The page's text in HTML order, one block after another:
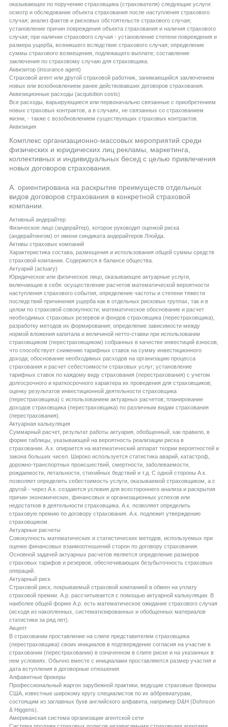
оказывающее по поручению страховщика (страхователя) следующие услуги:
осмотр и обследование объекта страхования после наступления страхового
случая; анализ фактов и рисковых обстоятельств страхового случая;
установление причин повреждения объекта страхования и наличия страхового
случая; при наличии страхового случая - установление степени повреждения и
размера ущерба, возникшего вследствие страхового случая; определение
суммы страхового возмещения, подлежащего выплате; составление
заключения по страховому случаю для страховщика.
Aквизитор (insurance agent)
Страховой агент или другой страховой работник, занимающийся заключением
новых или возобновлением ранее действовавших договоров страхования.
Aквизиционные расходы (acquisition costs)
Все расходы, варьирующиеся или первоначально связанные с приобретением
новых страховых контрактов, а в случаях, не связанных со страхованием
жизни, - также с возобновлением существующих страховых контрактов.
Aквизиция
Комплекс организационно-массовых мероприятий среди
физических и юридических лиц рекламы, маркетинга,
коллективных и индивидуальных бесед с целью привлечения
новых договоров страхования.
А. ориентирована на раскрытие преимуществ отдельных
видов договоров страхования в конкретной страховой
компании.
Aктивный андерайтер
Физическое лицо (андерайтер), которое руководит оценкой риска
(андерайтингом) от имени синдиката андерайтеров Ллойда.
Aктивы страховых компаний
Характеристика состава, размещения и использования общей суммы средств
страховой компании. Содержится в балансе общества.
Aктуарий (actuary)
Юридическое или физическое лицо, оказывающее актуарные услуги,
включающие в себя: осуществление расчетов математической вероятности
наступления страхового события, определение частоты и степени тяжести
последствий причинения ущерба как в отдельных рисковых группах, так и в
целом по страховой совокупности; математическое обоснование и расчет
необходимых страховых резервов и фондов страховщика (перестраховщика),
разработку методов их формирования; определение зависимости между
нормой вложения капитала и величиной нетто-ставки при использовании
страховщиком (перестраховщиком) собранных в качестве инвестиций взносов,
что способствует снижению тарифных ставок на сумму инвестиционного
дохода; обоснование необходимых расходов на организацию процесса
страхования и расчет себестоимости страховых услуг; установление
тарифных ставок по каждому виду страхования (перестрахования) с учетом
долгосрочного и краткосрочного характера их проведения для страховщиков;
оценку результатов инвестиционной деятельности страховщика
(перестраховщика) с использованием актуарных расчетов; планирование
доходов страховщика (перестраховщика) по различным видам страхования
(перестрахования).
Aктуарная калькуляция
Суммарный расчет, результат работы актуария, обобщенный, как правило, в
форме таблицы, указывающей на вероятность реализации риска в
страховании. А.к. опирается на математический аппарат теории вероятностей и
закона больших чисел. Широко используется статистика аварий, катастроф,
дорожно-транспортных происшествий, смертности, заболеваемости,
рождаемости, летальности, стихийных бедствий и т.д. С одной стороны А.к.
позволяет определить себестоимость услуги, оказываемой страховщиком, а с
другой - через А.к. создаются условия для всестороннего анализа и раскрытия
причин экономических, финансовых и организационных успехов или
недостатков в деятельности страховщика. А.к. позволяет определить
страховую премию по договору страхования. А.к. подлежит утверждению
страховщиком.
Aктуарные расчеты
Совокупность математических и статистических методов, используемых при
оценке финансовых взаимоотношений сторон по договору страхования.
Основной задачей актуарных расчетов является определение размеров
страховых тарифов и резервов, обеспечивающих безубыточность страховых
операций.
Aктуарный риск
Страховой риск, покрываемый страховой компанией в обмен на уплату
страховой премии. А.р. рассчитывается с помощью актуарной калькуляции. В
наиболее общей форме А.р. есть математическое ожидание страхового случая
(исходя из накопленных, систематизированных и обобщенных материалов
статистики за ряд лет).
Aкцепт
В страховании проставление на слипе представителем страховщика
(перестраховщика) своих инициалов в подтверждение согласия на участие в
страховании (перестраховании) в означенном в слипе риске и на указанных в
нем условиях. Обычно вместе с инициалами проставляются размер участия и
дата вступления в договорные отношения.
Aлфавитные брокеры
Профессиональный жаргон зарубежной практики, ведущие страховые брокеры
США, известные широкому кругу специалистов по их аббревиатурам,
состоящим из заглавных букв английского алфавита, например D&H (Dohnson
& Higgens).
Aмериканская система организации агентской сети